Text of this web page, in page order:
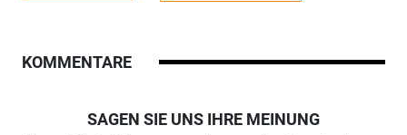
KOMMENTARE
SAGEN SIE UNS IHRE MEINUNG